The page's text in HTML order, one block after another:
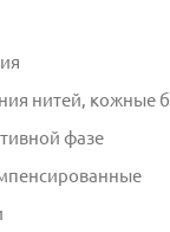
нитей, кожные
фазе